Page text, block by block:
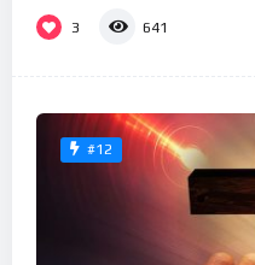
3 641
#12